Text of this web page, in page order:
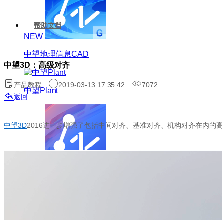
NEW
中望地理信息CAD
中望Plant
帮助文档
中望3D：高级对齐
产品教程 2019-03-13 17:35:42
7072
返回
中望3D2016进一步增强了包括中间对齐、基准对齐、机构对齐在内的